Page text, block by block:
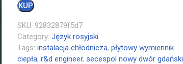
KUP
SKU: 92832879f5d7
Category:Język rosyjski
Tags:instalacja chłodnicza,płytowy wymiennik
ciepła,r&d engineer,secespol nowy dwór gdański